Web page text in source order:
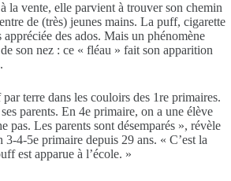
la vente, elle parvient à trouver son chemin
de (très) jeunes mains. La puff, cigarette
des ados. Mais un phénomène
son nez : ce « fléau » fait son apparition
terre dans les couloirs des 1re primaires.
parents. En 4e primaire, on a une élève
pas. Les parents sont désemparés », révèle
4-5e primaire depuis 29 ans. « C’est la
est apparue à l’école. »